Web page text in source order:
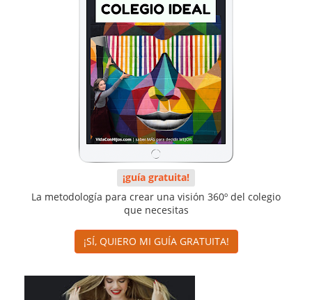
¡guía gratuita!
La metodología para crear una visión 360º del colegio
que necesitas
¡SÍ, QUIERO MI GUÍA GRATUITA!